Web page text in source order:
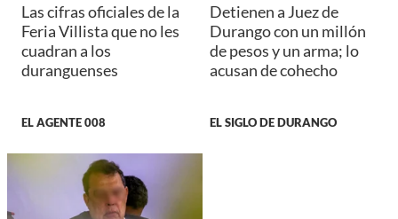
Las cifras oficiales de la
Feria Villista que no les
cuadran a los
duranguenses
EL AGENTE 008
Detienen a Juez de
Durango con un millón
de pesos y un arma; lo
acusan de cohecho
EL SIGLO DE DURANGO